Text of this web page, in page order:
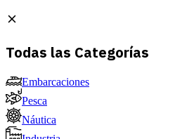
Todas las Categorías
Embarcaciones
Pesca
Náutica